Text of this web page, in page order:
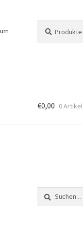
nach:
€0,00 0 Artikel
Suchen
nach: